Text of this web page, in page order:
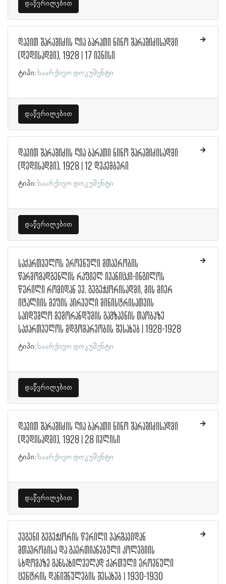
დაწვრილებით
დავით შარაშიძის ღია ბარათი ნინო შარაშიძისადმი
(დედისადმი), 1928 | 17 ივნისი
ტიპი: საარქივო დოკუმენტი
დაწვრილებით
დავით შარაშიძის ღია ბარათი ნინო შარაშიძისადმი
(დედისადმი), 1928 | 12 დეკემბერი
ტიპი: საარქივო დოკუმენტი
დაწვრილებით
საქართველოს ეროვნული მთავრობის
წარმომადგენლის რაფიელ ივანიცკი-ინგილოს
წერილი რომიდან ევ. გეგეჭკორისადმი, მის მიერ
იტალიის მეფის პირველი მინისტრისათვის
საიდუმლო მემორანდუმის გაგზავნის თაობაზე
საქართველოს მდგომარეობის შესახებ | 1928-1928
ტიპი: საარქივო დოკუმენტი
დაწვრილებით
დავით შარაშიძის ღია ბარათი ნინო შარაშიძისადმი
(დედისადმი), 1928 | 28 ივლისი
ტიპი: საარქივო დოკუმენტი
დაწვრილებით
ევგენი გეგეჭკორის წერილი ვარშავიდან
მთავრობისა და გაერთიანებული კოლეგიის
სხდომაზე განსახილველად ქართული ეროვნული
ცენტრის დანიშნულების შესახებ | 1930-1930